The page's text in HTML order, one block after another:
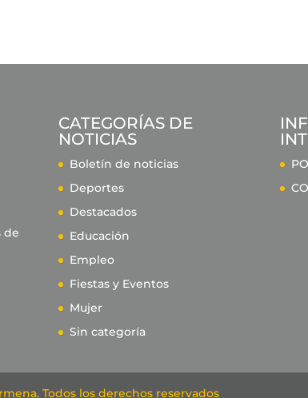
de
CATEGORÍAS DE
NOTICIAS
Boletín de noticias
Deportes
Destacados
Educación
Empleo
Fiestas y Eventos
Mujer
Sin categoría
Todos los derechos reservados